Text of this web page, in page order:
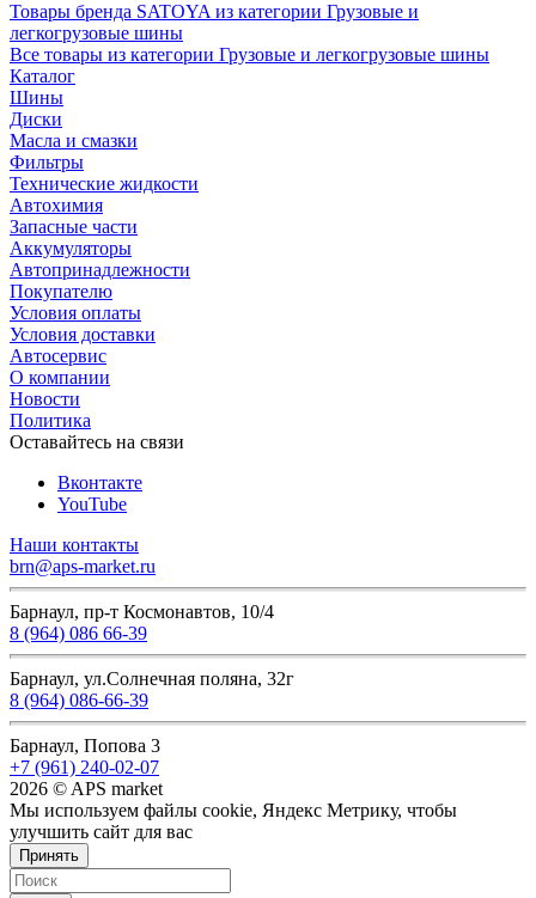
Товары бренда SATOYA из категории Грузовые и
легкогрузовые шины
Все товары из категории Грузовые и легкогрузовые шины
Каталог
Шины
Диски
Масла и смазки
Фильтры
Технические жидкости
Автохимия
Запасные части
Аккумуляторы
Автопринадлежности
Покупателю
Условия оплаты
Условия доставки
Автосервис
О компании
Новости
Политика
Оставайтесь на связи
Вконтакте
YouTube
Наши контакты
brn@aps-market.ru
Барнаул, пр-т Космонавтов, 10/4
8 (964) 086 66-39
Барнаул, ул.Солнечная поляна, 32г
8 (964) 086-66-39
Барнаул, Попова 3
+7 (961) 240-02-07
2026 © APS market
Мы используем файлы cookie, Яндекс Метрику, чтобы
улучшить сайт для вас
Принять